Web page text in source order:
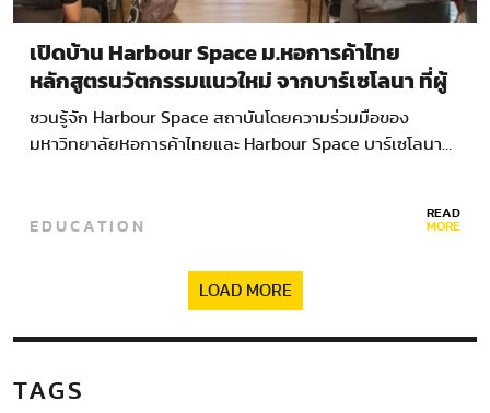
เปิดบ้าน Harbour Space ม.หอการค้าไทย
หลักสูตรนวัตกรรมแนวใหม่ จากบาร์เซโลนา ที่ผู้
เรียนกว่า 90% คือนักเรียนทุน
ชวนรู้จัก Harbour Space สถาบันโดยความร่วมมือของ
มหาวิทยาลัยหอการค้าไทยและ Harbour Space บาร์เซโลนา…
EDUCATION READ
MORE
LOAD MORE
TAGS